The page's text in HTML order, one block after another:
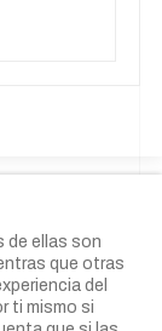
de ellas son
que otras
del
ti mismo si